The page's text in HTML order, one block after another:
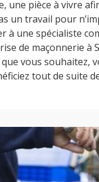
une pièce à vivre
un travail pour
à une spécialiste
de maçonnerie à
vous souhaitez,
tout de suite